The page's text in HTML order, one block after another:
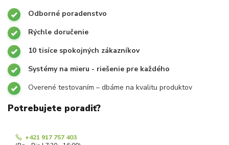
Odborné poradenstvo
Rýchle doručenie
10 tisíce spokojných zákazníkov
Systémy na mieru - riešenie pre každého
Overené testovaním – dbáme na kvalitu produktov
Potrebujete poradiť?
+421 917 757 403